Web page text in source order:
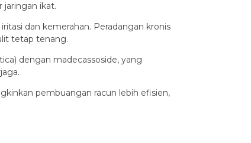
ikat.
dan kemerahan. Peradangan kronis
tetap tenang.
dengan madecassoside, yang
pembuangan racun lebih efisien,